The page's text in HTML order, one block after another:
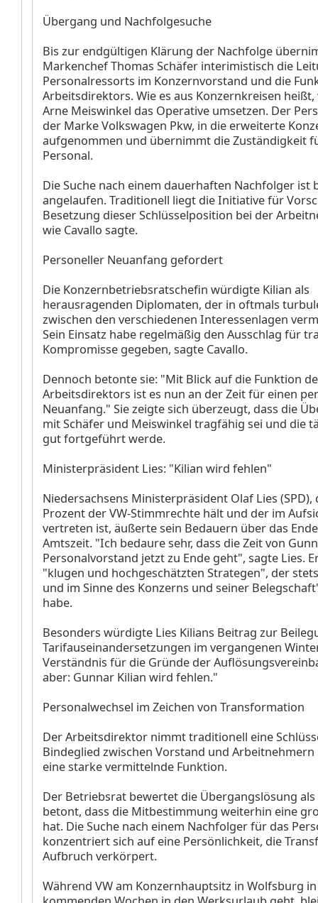
Übergang und Nachfolgesuche
Bis zur endgültigen Klärung der Nachfolge
Markenchef Thomas Schäfer interimistisch die
Personalressorts im Konzernvorstand und die
Arbeitsdirektors. Wie es aus Konzernkreisen
Arne Meiswinkel das Operative umsetzen. Der
der Marke Volkswagen Pkw, in die erweiterte
aufgenommen und übernimmt die Zuständigkeit
Personal.
Die Suche nach einem dauerhaften Nachfolger ist
angelaufen. Traditionell liegt die Initiative für
Besetzung dieser Schlüsselposition bei der
wie Cavallo sagte.
Personeller Neuanfang gefordert
Die Konzernbetriebsratschefin würdigte Kilian als
herausragenden Diplomaten, der in oftmals
zwischen den verschiedenen Interessenlagen
Sein Einsatz habe regelmäßig den Ausschlag für
Kompromisse gegeben, sagte Cavallo.
Dennoch betonte sie: "Mit Blick auf die Funktion
Arbeitsdirektors ist es nun an der Zeit für einen
Neuanfang." Sie zeigte sich überzeugt, dass die
mit Schäfer und Meiswinkel tragfähig sei und die
gut fortgeführt werde.
Ministerpräsident Lies: "Kilian wird fehlen"
Niedersachsens Ministerpräsident Olaf Lies (SPD),
Prozent der VW-Stimmrechte hält und der im
vertreten ist, äußerte sein Bedauern über das
Amtszeit. "Ich bedaure sehr, dass die Zeit von
Personalvorstand jetzt zu Ende geht", sagte Lies.
"klugen und hochgeschätzten Strategen", der
und im Sinne des Konzerns und seiner
habe.
Besonders würdigte Lies Kilians Beitrag zur
Tarifauseinandersetzungen im vergangenen
Verständnis für die Gründe der
aber: Gunnar Kilian wird fehlen."
Personalwechsel im Zeichen von Transformation
Der Arbeitsdirektor nimmt traditionell eine
Bindeglied zwischen Vorstand und
eine starke vermittelnde Funktion.
Der Betriebsrat bewertet die Übergangslösung
betont, dass die Mitbestimmung weiterhin eine
hat. Die Suche nach einem Nachfolger für das
konzentriert sich auf eine Persönlichkeit, die
Aufbruch verkörpert.
Während VW am Konzernhauptsitz in Wolfsburg